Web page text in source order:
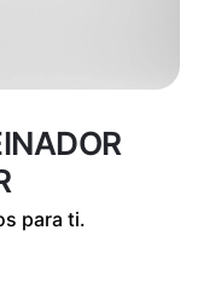
para ti.